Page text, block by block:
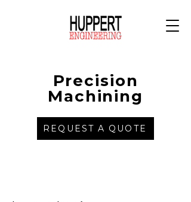
Precision
Machining
REQUEST A QUOTE